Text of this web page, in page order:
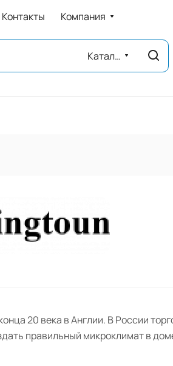
Контакты Компания
Каталог
20 века в Англии. В России
правильный микроклимат в